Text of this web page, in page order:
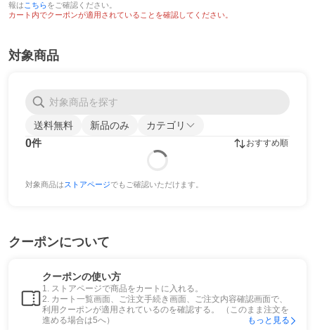
報は こちらをご確認ください。
カート内でクーポンが適用されていることを確認してください。
対象商品
送料無料 新品のみ カテゴリ
0件 おすすめ順
対象商品はストアページでもご確認いただけます。
クーポンについて
クーポンの使い方
1. ストアページで商品をカートに入れる。
2. カート一覧画面、ご注文手続き画面、ご注文内容確認画面で、
利用クーポンが適用されているのを確認する。 （このまま注文を
進める場合は5へ）
もっと見る